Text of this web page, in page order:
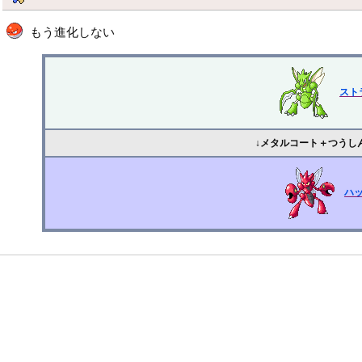
もう進化しない
スト
↓メタルコート＋つうし
ハ